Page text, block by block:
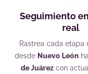
Seguimiento
real
Rastrea cada etapa
desde Nuevo León
de Juárez con